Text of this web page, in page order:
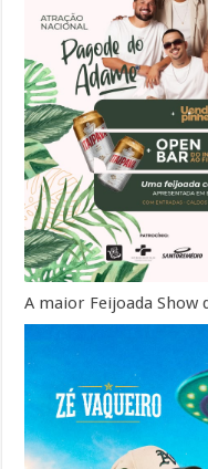
A maior Feijoada Show